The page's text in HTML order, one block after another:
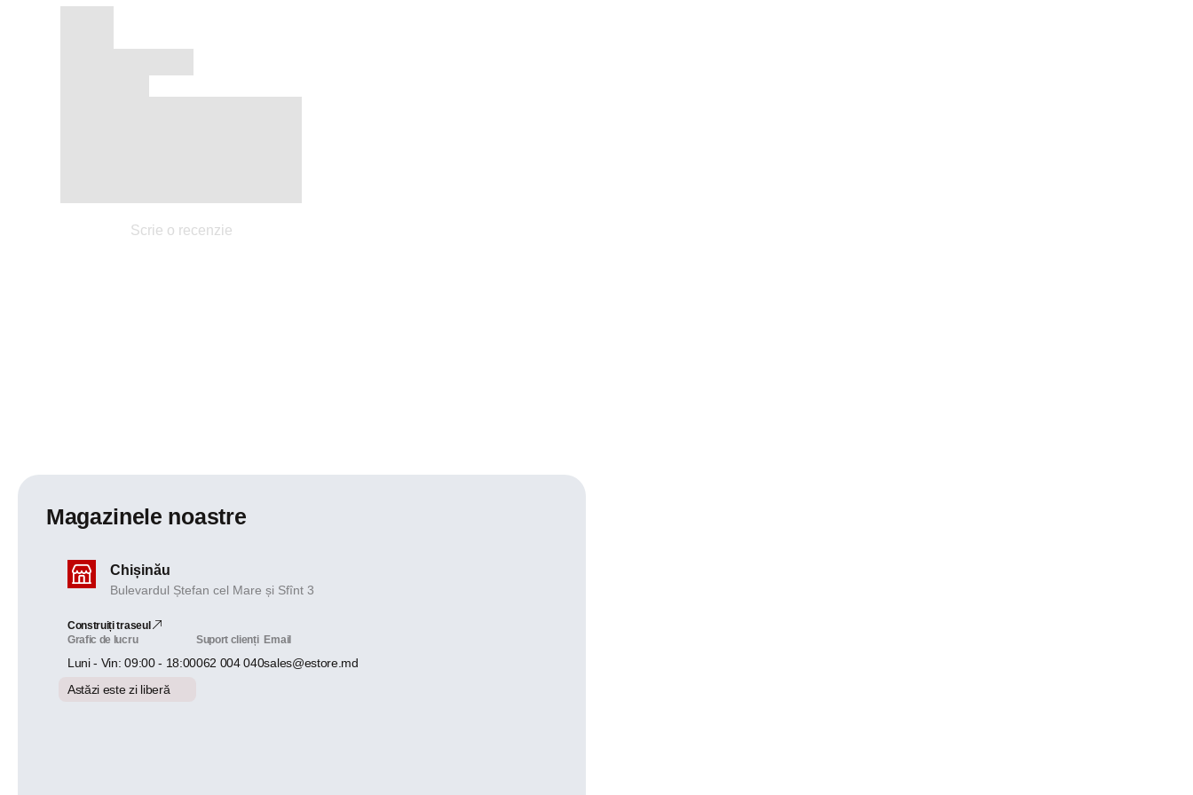
Scrie o recenzie
Magazinele noastre
Chișinău
Bulevardul Ștefan cel Mare și Sfînt 3
Construiți traseul
Grafic de lucru
Luni - Vin: 09:00 - 18:00
Astăzi este zi liberă
Suport clienți
062 004 040
Email
sales@estore.md